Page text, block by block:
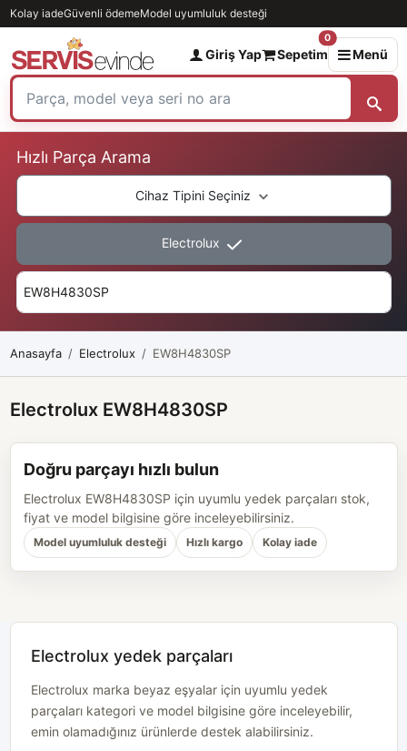
Kolay iadeGüvenli ödemeModel uyumluluk desteği
Giriş Yap Sepetim
0
Menü
Hızlı Parça Arama
Cihaz Tipini Seçiniz
Electrolux
Anasayfa Electrolux EW8H4830SP
Electrolux EW8H4830SP
Doğru parçayı hızlı bulun
Electrolux EW8H4830SP için uyumlu yedek parçaları stok,
fiyat ve model bilgisine göre inceleyebilirsiniz.
Model uyumluluk desteği Hızlı kargo Kolay iade
Electrolux yedek parçaları
Electrolux marka beyaz eşyalar için uyumlu yedek
parçaları kategori ve model bilgisine göre inceleyebilir,
emin olamadığınız ürünlerde destek alabilirsiniz.